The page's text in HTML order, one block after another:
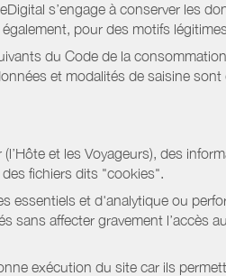
s’engage à conserver les
pour des motifs
du Code de la
et modalités de saisine
et les Voyageurs), des
fichiers dits "cookies".
essentiels et d'analytique ou
affecter gravement l’accès
exécution du site car ils